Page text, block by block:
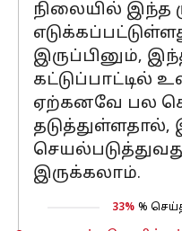
நிலையில் இந்த
இருப்பினும்,
கட்டுப்பாட்டில்
ஏற்கனவே பல
இருக்கலாம்.
33% %